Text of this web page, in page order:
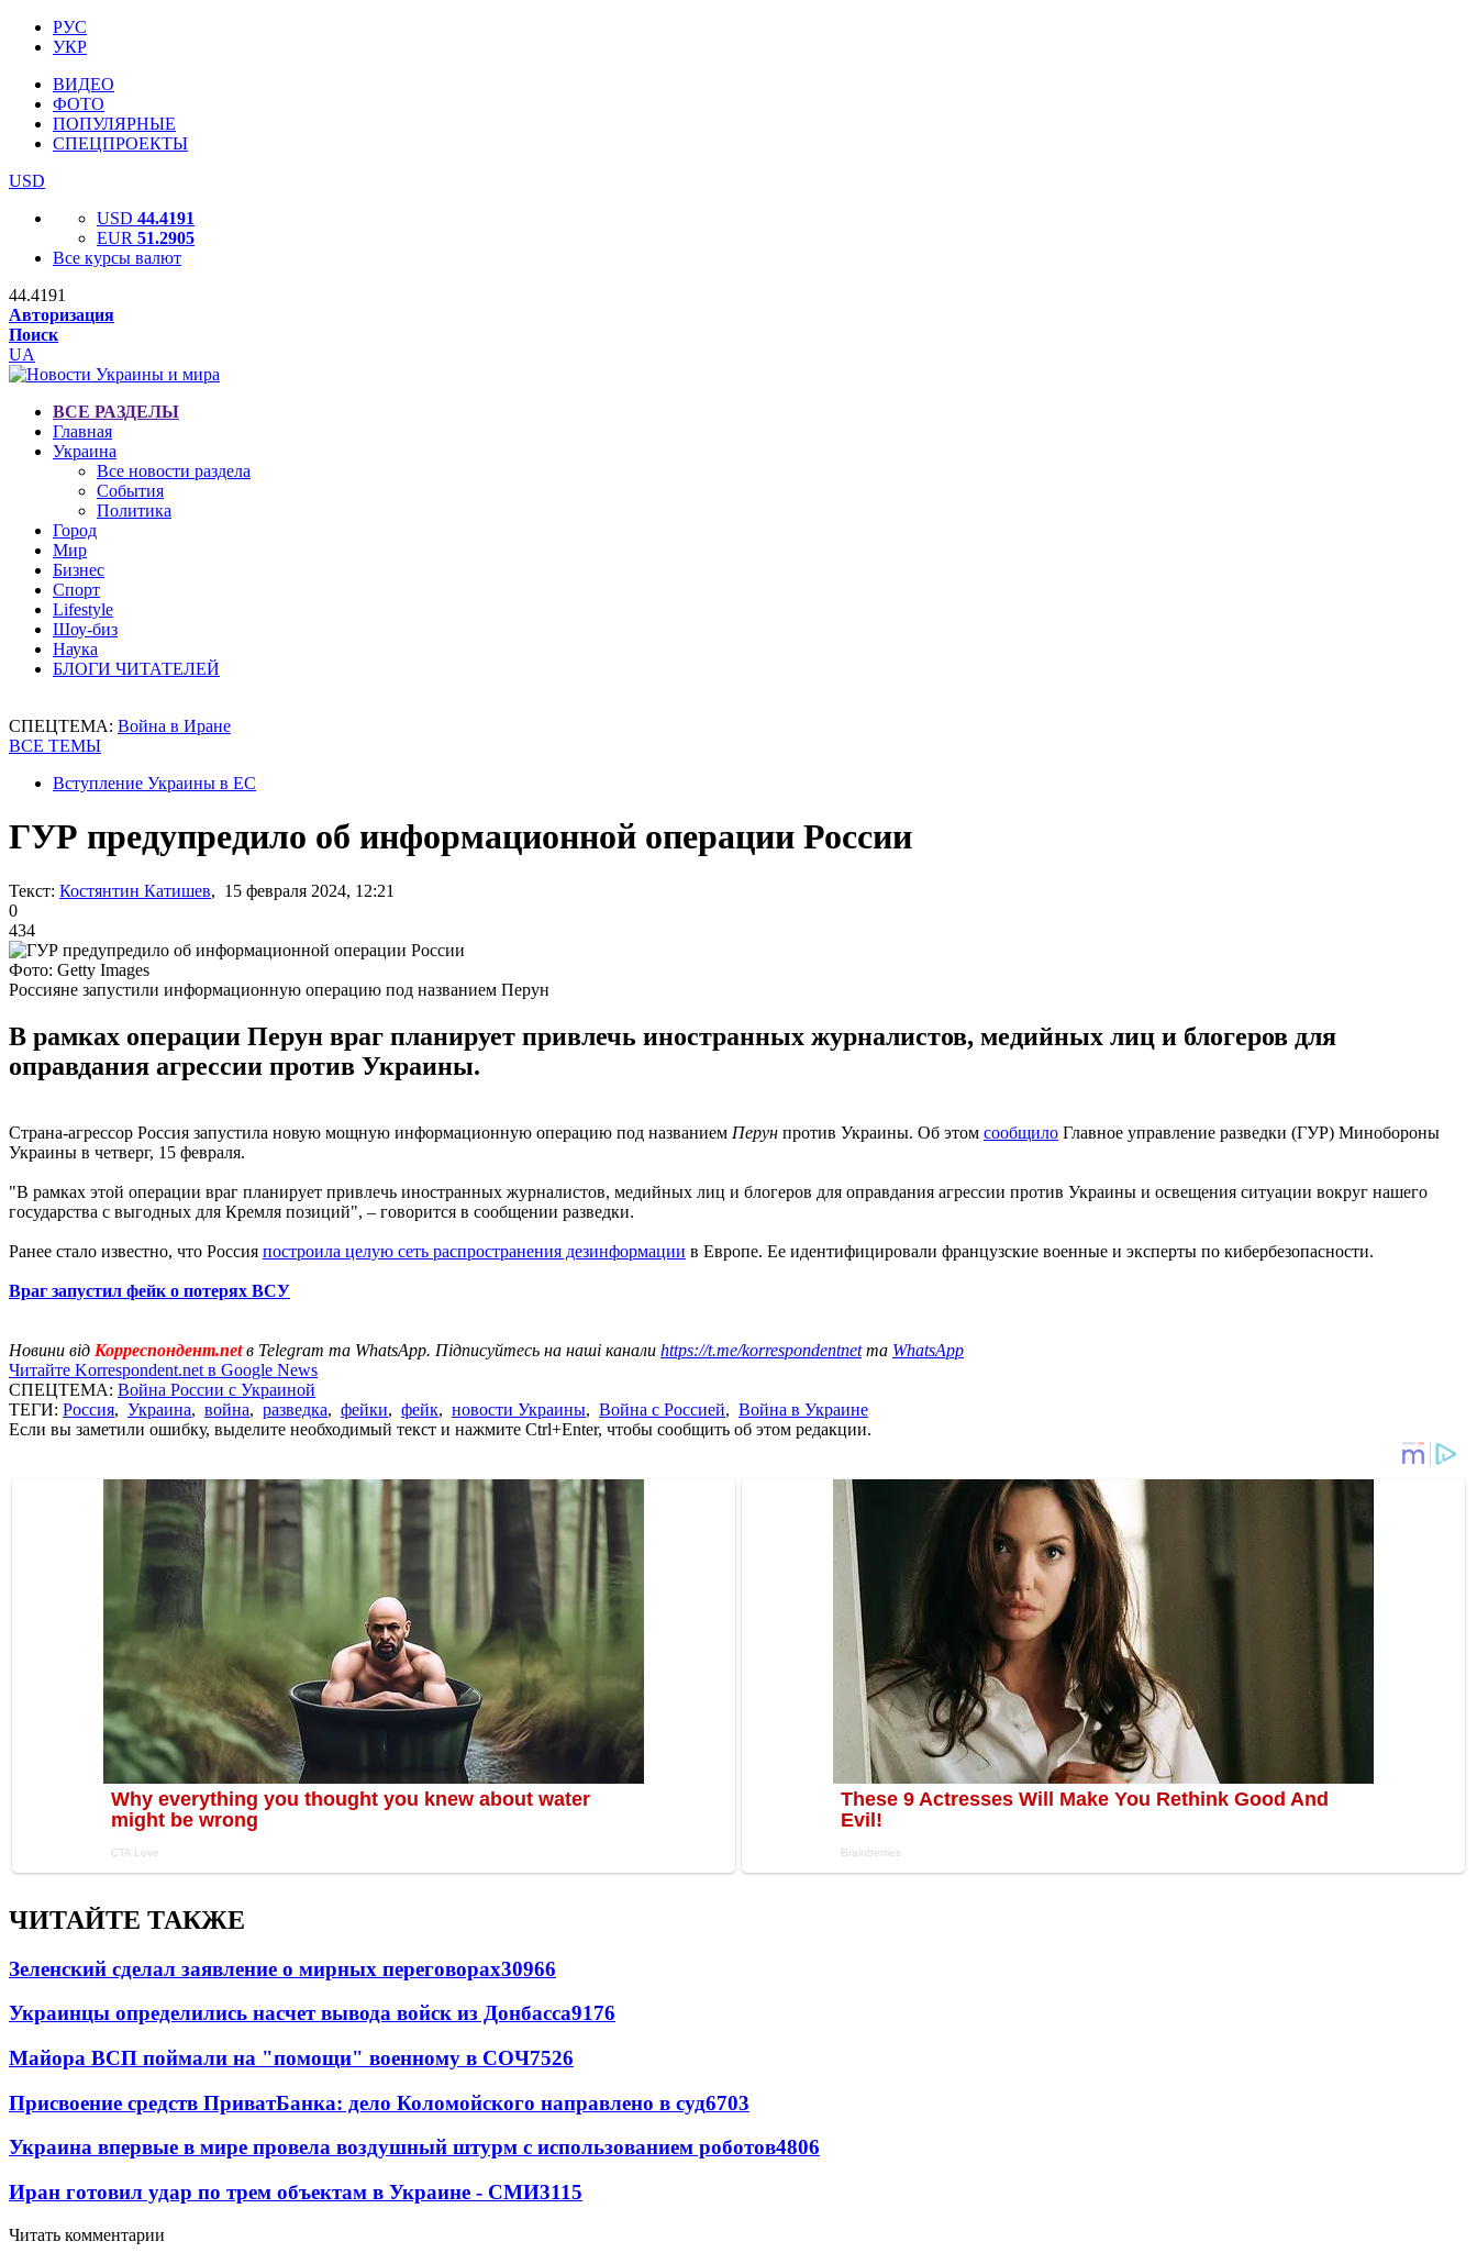
РУС
УКР
ВИДЕО
ФОТО
ПОПУЛЯРНЫЕ
СПЕЦПРОЕКТЫ
USD
USD 44.4191
EUR 51.2905
Все курсы валют
44.4191
Авторизация
Поиск
UA
ВСЕ РАЗДЕЛЫ
Главная
Украина
Все новости раздела
События
Политика
Город
Мир
Бизнес
Спорт
Lifestyle
Шоу-биз
Наука
БЛОГИ ЧИТАТЕЛЕЙ
СПЕЦТЕМА: Война в Иране
ВСЕ ТЕМЫ
Вступление Украины в ЕС
ГУР предупредило об информационной операции России
Текст: Костянтин Катишев, 15 февраля 2024, 12:21
0
434
Фото: Getty Images
Россияне запустили информационную операцию под названием Перун
В рамках операции Перун враг планирует привлечь иностранных журналистов, медийных лиц и блогеров для
оправдания агрессии против Украины.
Страна-агрессор Россия запустила новую мощную информационную операцию под названием Перун против Украины. Об этом сообщило Главное управление разведки (ГУР) Минобороны
Украины в четверг, 15 февраля.
"В рамках этой операции враг планирует привлечь иностранных журналистов, медийных лиц и блогеров для оправдания агрессии против Украины и освещения ситуации вокруг нашего
государства с выгодных для Кремля позиций", – говорится в сообщении разведки.
Ранее стало известно, что Россия построила целую сеть распространения дезинформации в Европе. Ее идентифицировали французские военные и эксперты по кибербезопасности.
Враг запустил фейк о потерях ВСУ
Новини від Корреспондент.netв Telegram та WhatsApp. Підписуйтесь на наші канали https://t.me/korrespondentnetта WhatsApp
Читайте Korrespondent.net в Google News
СПЕЦТЕМА: Война России с Украиной
ТЕГИ: Россия, Украина, война, разведка, фейки, фейк, новости Украины, Война с Россией, Война в Украине
Если вы заметили ошибку, выделите необходимый текст и нажмите Ctrl+Enter, чтобы сообщить об этом редакции.
ЧИТАЙТЕ ТАКЖЕ
Зеленский сделал заявление о мирных переговорах30966
Украинцы определились насчет вывода войск из Донбасса9176
Майора ВСП поймали на "помощи" военному в СОЧ7526
Присвоение средств ПриватБанка: дело Коломойского направлено в суд6703
Украина впервые в мире провела воздушный штурм с использованием роботов4806
Иран готовил удар по трем объектам в Украине - СМИ3115
Читать комментарии